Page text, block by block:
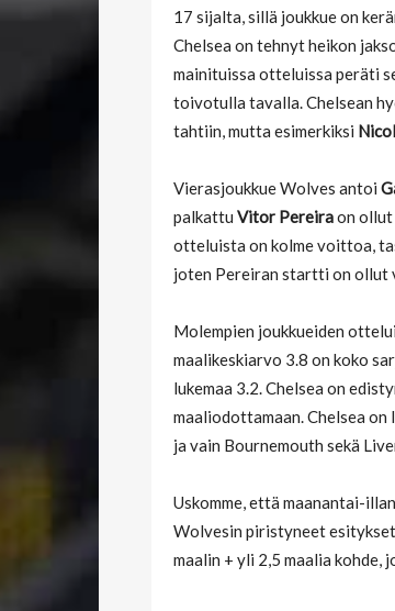
17 sijalta, sillä joukkue on
Chelsea on tehnyt heikon
mainituissa otteluissa peräti
toivotulla tavalla. Chelsean
tahtiin, mutta esimerkiksi
Vierasjoukkue Wolves antoi
palkattu Vitor Pereiraon ollut
otteluista on kolme voittoa,
joten Pereiran startti on ollut
Molempien joukkueiden
maalikeskiarvo 3.8 on koko
lukemaa 3.2. Chelsea on
maaliodottamaan. Chelsea
ja vain Bournemouth sekä
Uskomme, että maanantai-
Wolvesin piristyneet
maalin + yli 2,5 maalia